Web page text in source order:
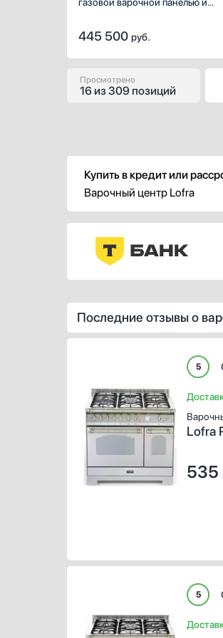
445 500 руб.
Просмотрено
16 из309 позиций
Купить в кредит или
Варочный центр Lofra
Последние отзывы о
5
Lofra
535
5